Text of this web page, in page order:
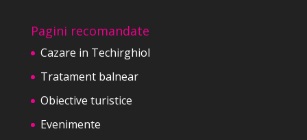
Pagini recomandate
Cazare in Techirghiol
Tratament balnear
Obiective turistice
Evenimente